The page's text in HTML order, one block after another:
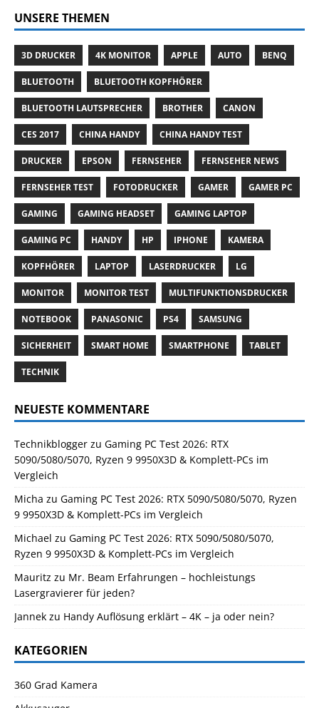
UNSERE THEMEN
3D DRUCKER 4K MONITOR APPLE AUTO BENQ
BLUETOOTH BLUETOOTH KOPFHÖRER
BLUETOOTH LAUTSPRECHER BROTHER CANON
CES 2017 CHINA HANDY CHINA HANDY TEST
DRUCKER EPSON FERNSEHER FERNSEHER NEWS
FERNSEHER TEST FOTODRUCKER GAMER GAMER PC
GAMING GAMING HEADSET GAMING LAPTOP
GAMING PC HANDY HP IPHONE KAMERA
KOPFHÖRER LAPTOP LASERDRUCKER LG
MONITOR MONITOR TEST MULTIFUNKTIONSDRUCKER
NOTEBOOK PANASONIC PS4 SAMSUNG
SICHERHEIT SMART HOME SMARTPHONE TABLET
TECHNIK
NEUESTE KOMMENTARE
Technikblogger zu Gaming PC Test 2026: RTX
5090/5080/5070, Ryzen 9 9950X3D & Komplett-PCs im
Vergleich
Micha zu Gaming PC Test 2026: RTX 5090/5080/5070, Ryzen
9 9950X3D & Komplett-PCs im Vergleich
Michael zu Gaming PC Test 2026: RTX 5090/5080/5070,
Ryzen 9 9950X3D & Komplett-PCs im Vergleich
Mauritz zu Mr. Beam Erfahrungen – hochleistungs
Lasergravierer für jeden?
Jannek zu Handy Auflösung erklärt – 4K – ja oder nein?
KATEGORIEN
360 Grad Kamera